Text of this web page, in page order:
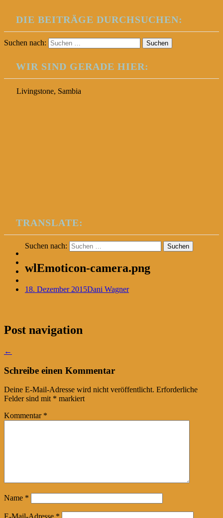
DIE BEITRÄGE DURCHSUCHEN:
Suchen nach:
WIR SIND GERADE HIER:
Livingstone, Sambia
TRANSLATE:
Suchen nach:
wlEmoticon-camera.png
18. Dezember 2015Dani Wagner
Post navigation
←
Schreibe einen Kommentar
Deine E-Mail-Adresse wird nicht veröffentlicht. Erforderliche
Felder sind mit * markiert
Kommentar *
Name *